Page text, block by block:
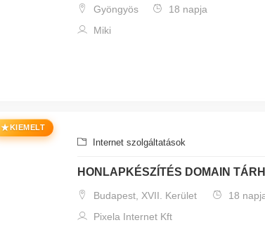
Gyöngyös
18 napja
Miki
★KIEMELT
Internet szolgáltatások
HONLAPKÉSZÍTÉS DOMAIN
Budapest, XVII. Kerület
18
Pixela Internet Kft